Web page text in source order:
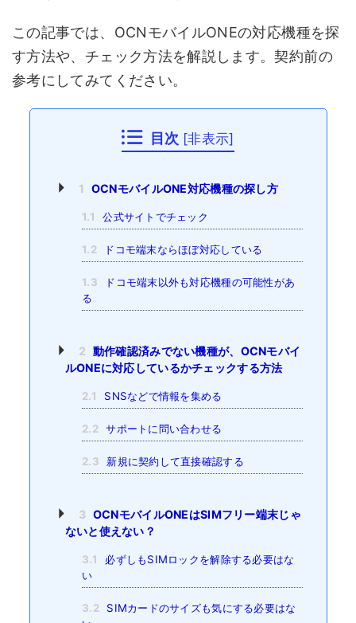
この記事では、OCNモバイルONEの対応機種を探
す方法や、チェック方法を解説します。契約前の
参考にしてみてください。
目次 [非表示]
1 OCNモバイルONE対応機種の探し方
1.1 公式サイトでチェック
1.2 ドコモ端末ならほぼ対応している
1.3
ドコモ端末以外も対応機種の可能性があ
る
2 動作確認済みでない機種が、OCNモバイ
ルONEに対応しているかチェックする方法
2.1 SNSなどで情報を集める
2.2 サポートに問い合わせる
2.3 新規に契約して直接確認する
3 OCNモバイルONEはSIMフリー端末じゃ
ないと使えない？
3.1
必ずしもSIMロックを解除する必要はな
い
3.2
SIMカードのサイズも気にする必要はな